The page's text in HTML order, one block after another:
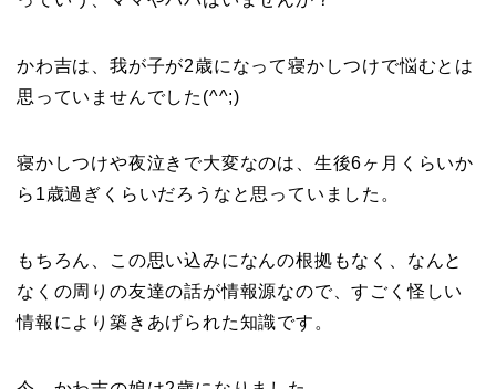
かわ吉は、我が子が2歳になって寝かしつけで悩むとは
思っていませんでした(^^;)
寝かしつけや夜泣きで大変なのは、生後6ヶ月くらいか
ら1歳過ぎくらいだろうなと思っていました。
もちろん、この思い込みになんの根拠もなく、なんと
なくの周りの友達の話が情報源なので、すごく怪しい
情報により築きあげられた知識です。